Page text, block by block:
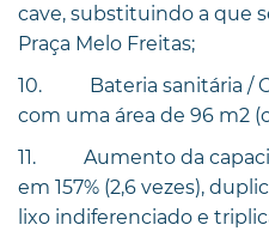
cave, substituindo a que
Praça Melo Freitas;
10. Bateria sanitária /
com uma área de 96 m2
11. Aumento da
em 157% (2,6 vezes),
lixo indiferenciado e